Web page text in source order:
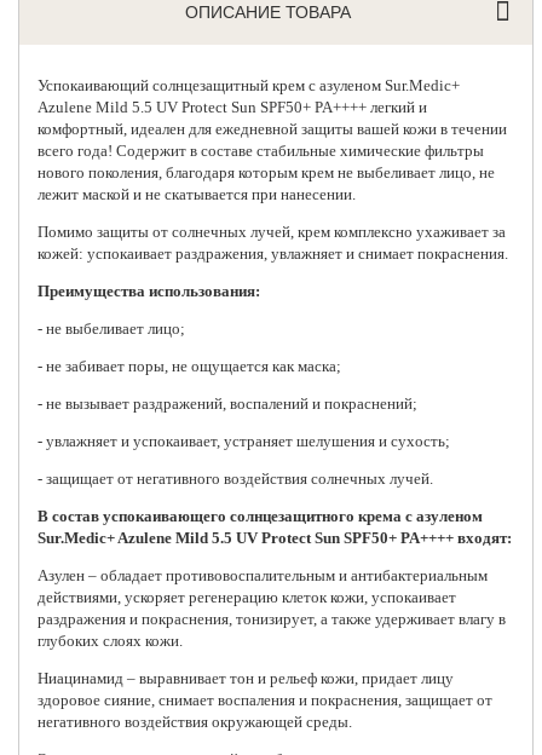
ОПИСАНИЕ ТОВАРА
Успокаивающий солнцезащитный крем с азуленомSur.Medic+
Azulene Mild 5.5 UV Protect Sun SPF50+ PA++++ легкий и
комфортный, идеален для ежедневной защиты вашей кожи в течении
всего года! Содержит в составе стабильные химические фильтры
нового поколения, благодаря которым крем не выбеливает лицо, не
лежит маской и не скатывается при нанесении.
Помимо защиты от солнечных лучей, крем комплексно ухаживает за
кожей: успокаивает раздражения, увлажняет и снимает покраснения.
Преимущества использования:
- не выбеливает лицо;
- не забивает поры, не ощущается как маска;
- не вызывает раздражений, воспалений и покраснений;
- увлажняет и успокаивает, устраняет шелушения и сухость;
- защищает от негативного воздействия солнечных лучей.
В состав успокаивающего солнцезащитного крема с азуленом
Sur.Medic+ Azulene Mild 5.5 UV Protect Sun SPF50+ PA++++ входят:
Азулен – обладает противовоспалительным и антибактериальным
действиями, ускоряет регенерацию клеток кожи, успокаивает
раздражения и покраснения, тонизирует, а также удерживает влагу в
глубоких слоях кожи.
Ниацинамид – выравнивает тон и рельеф кожи, придает лицу
здоровое сияние, снимает воспаления и покраснения, защищает от
негативного воздействия окружающей среды.